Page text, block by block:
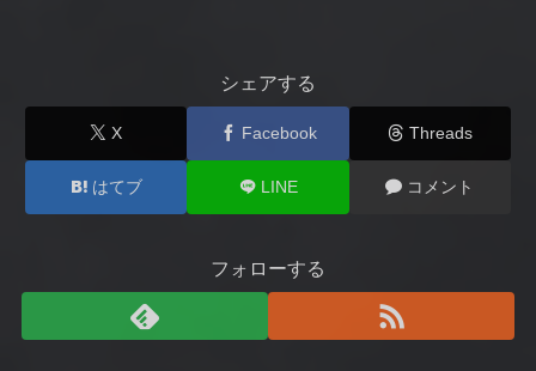
シェアする
X Facebook Threads
はてブ LINE コメント
フォローする